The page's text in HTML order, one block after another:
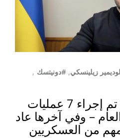
زيلينسكي, #دونيتسك ,
الرئيس الأوكراني: تم إجراء 7 عمليات
– وفي آخرها عاد